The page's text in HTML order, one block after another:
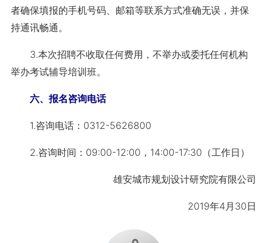
者确保填报的手机号码、邮箱等联系方式准确无误，并保
持通讯畅通。
3.本次招聘不收取任何费用，不举办或委托任何机构
举办考试辅导培训班。
六、报名咨询电话
1.咨询电话：0312-5626800
2.咨询时间：09:00-12:00，14:00-17:30（工作日）
雄安城市规划设计研究院有限公司
2019年4月30日